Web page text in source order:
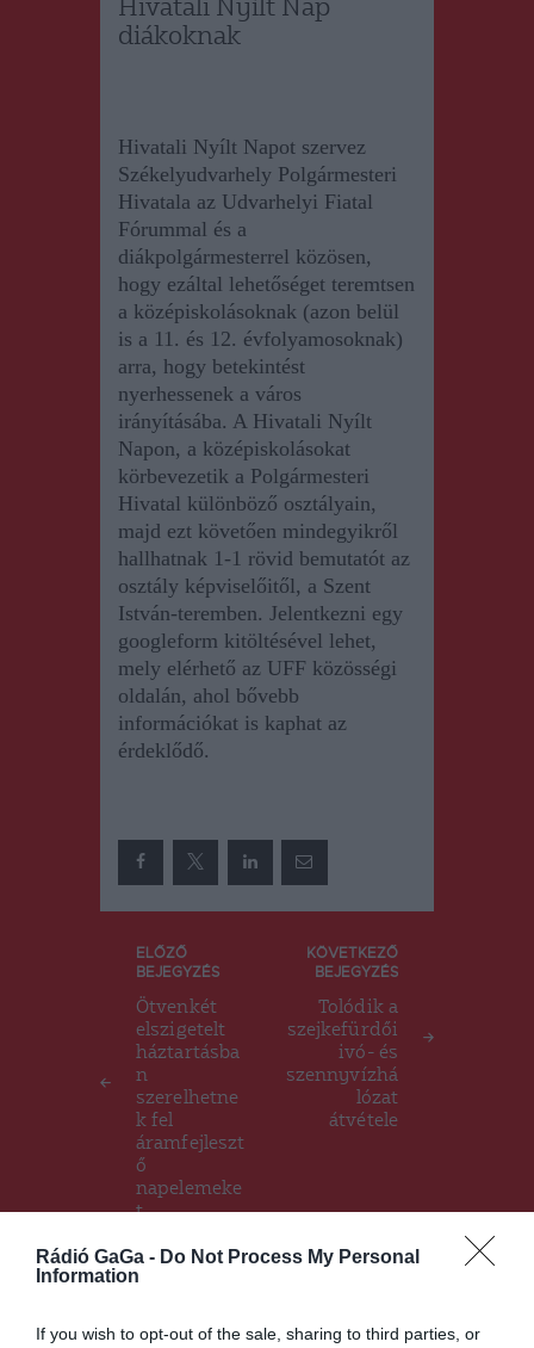
Rádió GaGa - Do Not Process My Personal
Information
If you wish to opt-out of the sale, sharing to third parties, or
Hivatali Nyílt Nap
diákoknak
Hivatali Nyílt Napot szervez
Székelyudvarhely Polgármesteri
Hivatala az Udvarhelyi Fiatal
Fórummal és a
diákpolgármesterrel közösen,
hogy ezáltal lehetőséget teremtsen
a középiskolásoknak (azon belül
is a 11. és 12. évfolyamosoknak)
arra, hogy betekintést
nyerhessenek a város
irányításába. A Hivatali Nyílt
Napon, a középiskolásokat
körbevezetik a Polgármesteri
Hivatal különböző osztályain,
majd ezt követően mindegyikről
hallhatnak 1-1 rövid bemutatót az
osztály képviselőitől, a Szent
István-teremben. Jelentkezni egy
googleform kitöltésével lehet,
mely elérhető az UFF közösségi
oldalán, ahol bővebb
információkat is kaphat az
érdeklődő.
Bejegyzés
navigáció
ELŐZŐ
BEJEGYZÉS
Ötvenkét
elszigetelt
háztartásba
n
szerelhetne
k fel
áramfejleszt
ő
napelemeke
t
KÖVETKEZŐ
BEJEGYZÉS
Tolódik a
szejkefürdői
ivó- és
szennyvízhá
lózat
átvétele